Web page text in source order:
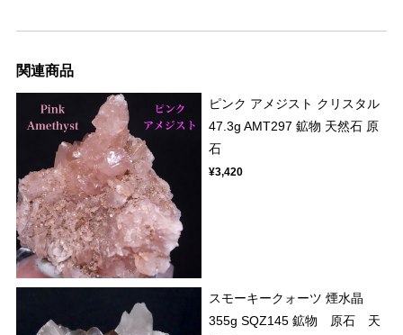
関連商品
ピンク アメジスト クリスタル
47.3g AMT297 鉱物 天然石 原
石
¥3,420
スモーキークォーツ 煙水晶
355g SQZ145 鉱物 原石 天